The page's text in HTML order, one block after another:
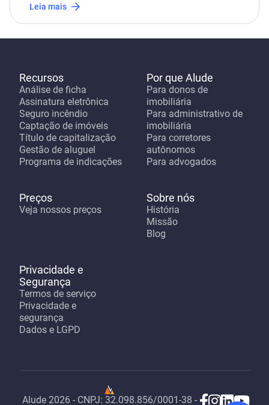
Leia mais
Recursos
Análise de ficha
Assinatura eletrônica
Seguro incêndio
Captação de imóveis
Título de capitalização
Gestão de aluguel
Programa de indicações
Por que Alude
Para donos de
imobiliária
Para administrativo de
imobiliária
Para corretores
autônomos
Para advogados
Preços
Veja nossos preços
Sobre nós
História
Missão
Blog
Privacidade e
Segurança
Termos de serviço
Privacidade e
segurança
Dados e LGPD
Alude 2026 - CNPJ: 32.098.856/0001-38 -